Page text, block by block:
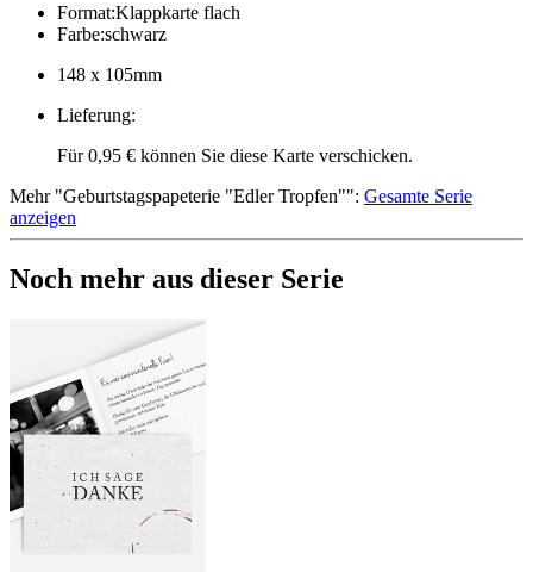
Format:Klappkarte flach
Farbe:schwarz
148 x 105mm
Lieferung:
Für 0,95 € können Sie diese Karte verschicken.
Mehr"Geburtstagspapeterie "Edler Tropfen"": Gesamte Serie
anzeigen
Noch mehr aus dieser Serie